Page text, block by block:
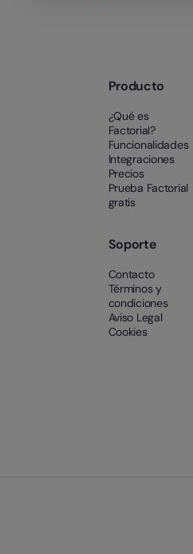
Producto
¿Qué es
Factorial?
Funcionalidades
Integraciones
Precios
Prueba Factorial
gratis
Soporte
Contacto
Términos y
condiciones
Aviso Legal
Cookies